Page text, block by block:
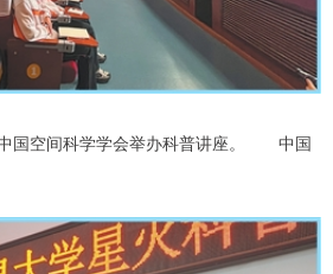
国空间科学学会举办科普讲座。 中国